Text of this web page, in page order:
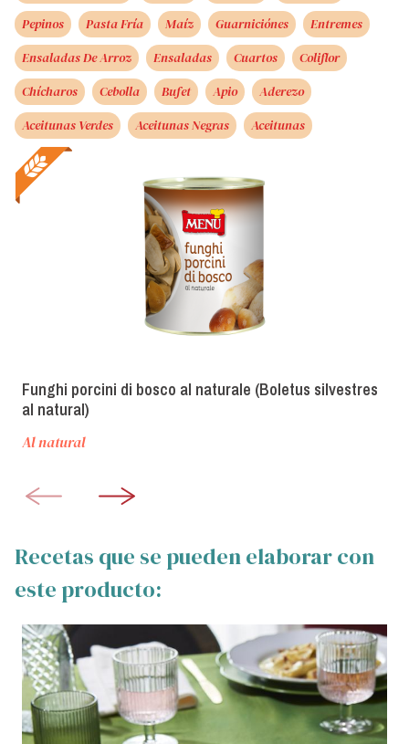
Pepinos
Pasta Fría Maíz Guarniciónes
Entremes
Ensaladas De Arroz
Ensaladas Cuartos
Coliflor
Chícharos
Cebolla Bufet Apio
Aderezo
Aceitunas Verdes
Aceitunas Negras Aceitunas
Funghi porcini di bosco al naturale (Boletus silvestres
al natural)
Al natural
Recetas que se pueden elaborar con
este producto: